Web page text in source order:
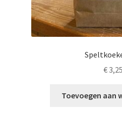
€3,25
Toevoegen aan